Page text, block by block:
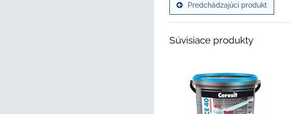
Predchádzajúci produkt
Súvisiace produkty